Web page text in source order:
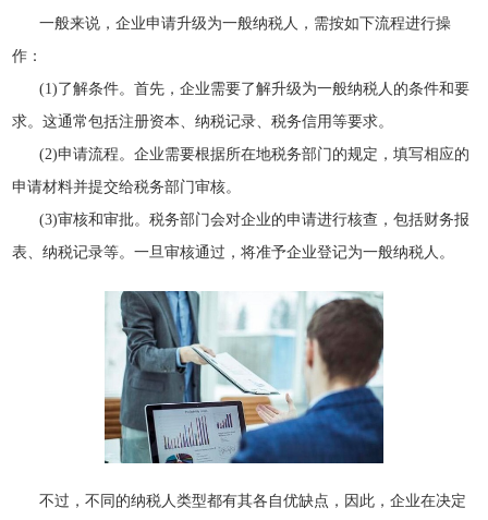
一般来说，企业申请升级为一般纳税人，需按如下流程进行操
作：
(1)了解条件。首先，企业需要了解升级为一般纳税人的条件和要
求。这通常包括注册资本、纳税记录、税务信用等要求。
(2)申请流程。企业需要根据所在地税务部门的规定，填写相应的
申请材料并提交给税务部门审核。
(3)审核和审批。税务部门会对企业的申请进行核查，包括财务报
表、纳税记录等。一旦审核通过，将准予企业登记为一般纳税人。
不过，不同的纳税人类型都有其各自优缺点，因此，企业在决定